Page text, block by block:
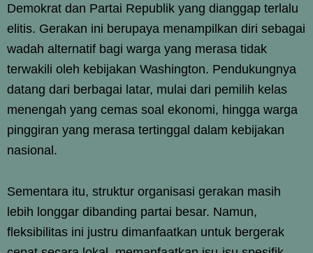
Demokrat dan Partai Republik yang dianggap terlalu
elitis. Gerakan ini berupaya menampilkan diri sebagai
wadah alternatif bagi warga yang merasa tidak
terwakili oleh kebijakan Washington. Pendukungnya
datang dari berbagai latar, mulai dari pemilih kelas
menengah yang cemas soal ekonomi, hingga warga
pinggiran yang merasa tertinggal dalam kebijakan
nasional.
Sementara itu, struktur organisasi gerakan masih
lebih longgar dibanding partai besar. Namun,
fleksibilitas ini justru dimanfaatkan untuk bergerak